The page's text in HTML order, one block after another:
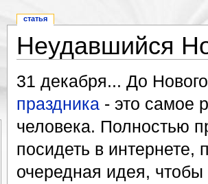
Неудавшийся
31 декабря... До
праздника- это самое
человека. Полностью
посидеть в интернете,
очередная идея, чтобы
статья